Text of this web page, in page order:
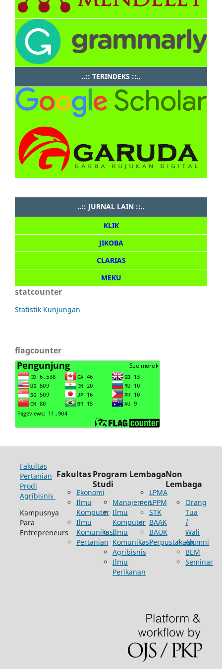
..:: TERINDEKS ::..
..:: JURNAL LAIN ::..
KLIK
JIKOBA
CLARIAS
MEKU
statcounter
Statistik Kunjungan
flagcounter
Fakultas
Pertanian
Prodi
Agribisnis
Kampusnya
Para
Entrepreneurs
Fakultas
Ekonomi
Ilmu
Komputer
Ilmu
Komunikasi
Pertanian
Program
Studi
Manajemen
Ilmu
Komputer
Ilmu
Komunikasi
Agribisnis
Ilmu
Perikanan
Lembaga
LPMA
LPPM
STK
BAAK
BAUK
Perpustakaan
Non
Lembaga
Orang
Tua
/
Wali
Alumni
BEM
Seminar